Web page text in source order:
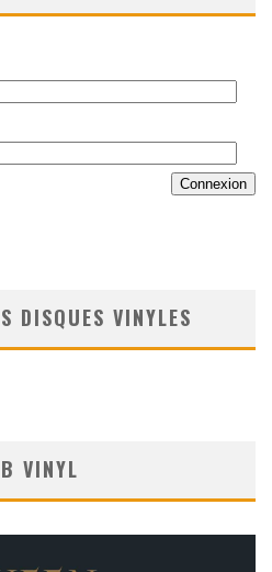
DISQUES VINYLES
VINYL